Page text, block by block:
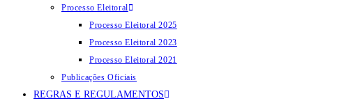
Processo Eleitoral
Processo Eleitoral 2025
Processo Eleitoral 2023
Processo Eleitoral 2021
Publicações Oficiais
REGRAS E REGULAMENTOS